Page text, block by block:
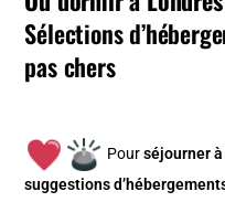
Sélections
pas chers
Pourséjourner
suggestions